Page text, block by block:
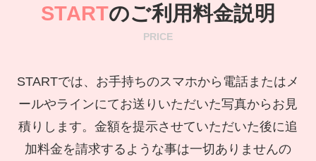
STARTのご利用料金説明
PRICE
STARTでは、お手持ちのスマホから電話またはメ
ールやラインにてお送りいただいた写真からお見
積りします。金額を提示させていただいた後に追
加料金を請求するような事は一切ありませんの